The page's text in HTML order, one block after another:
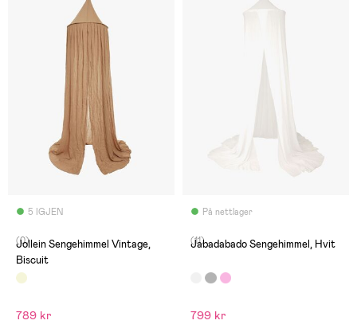
5 IGJEN
(0)
Jollein Sengehimmel Vintage,
Biscuit
789 kr
På nettlager
(11)
Jabadabado Sengehimmel, Hvit
799 kr